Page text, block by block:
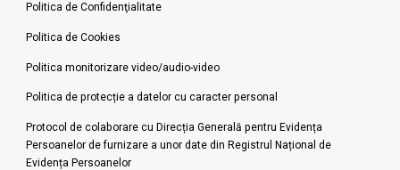
Politica de Confidenţialitate
Politica de Cookies
Politica monitorizare video/audio-video
Politica de protecție a datelor cu caracter personal
Protocol de colaborare cu Direcția Generală pentru Evidența
Persoanelor de furnizare a unor date din Registrul Național de
Evidența Persoanelor